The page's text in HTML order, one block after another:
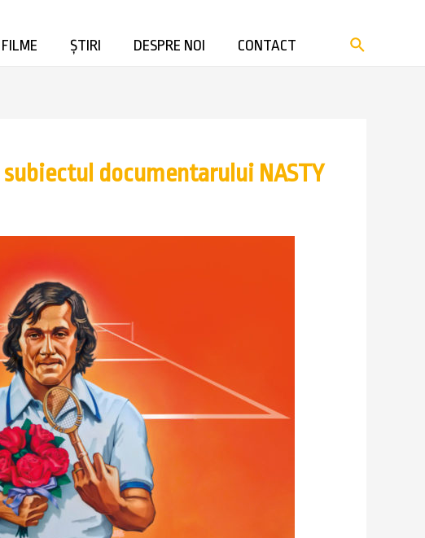
FILME ȘTIRI DESPRE NOI CONTACT
documentarului NASTY